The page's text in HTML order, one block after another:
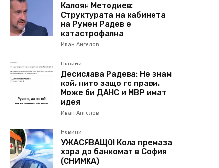
Калоян Методиев:
Структурата на кабинета
на Румен Радев е
катастрофална
Иван Ангелов
Новини
Десислава Радева: Не знам
кой, нито защо го прави.
Може би ДАНС и МВР имат
идея
Иван Ангелов
Новини
УЖАСЯВАЩО! Кола премаза
хора до банкомат в София
(СНИМКА)